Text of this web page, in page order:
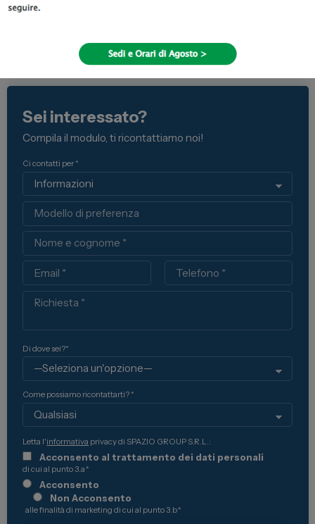
Sei interessato?
Compila il modulo, ti ricontattiamo noi!
Ci contatti per *
Modello
Nome
Email Telefono
Richiesta
Di dove sei?*
Come possiamo ricontattarti? *
Letta l'informativa privacy di SPAZIO GROUP S.R.L.:
Acconsento al trattamento dei dati personali
di cui al punto 3.a*
Acconsento
Non Acconsento
alle finalità di marketing di cui al punto 3.b*